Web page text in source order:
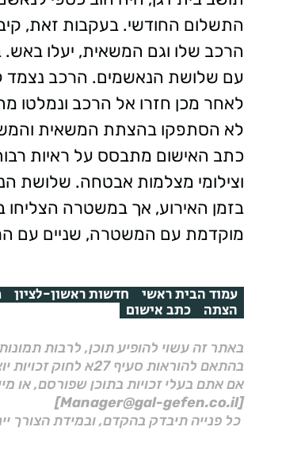
התשלום החודשי. בעקבות זאת,
עם שלושת הנאשמים. הרכב נצמד
לאחר מכן חזרו אל הרכב ונמלטו
לא הסתפקו בהצתת המשאית
כתב האישום מתבסס על ראיות
וצילומי מצלמות אבטחה. שלושת
בזמן האירוע, אך במשטרה
מוקדמת עם המשטרה, שניים עם
עמוד הבית ראשי חדשות ראשון-לציון
הצתה כתב אישום
באתר זה עשוי להופיע תוכן, לרבות
בהתאם להוראות סעיף 27א לחוק זכויות יוצרים, התשס"ח–2007.
אם אתם בעלי זכויות בתוכן שפורסם, או
[Manager@gal-gefen.co.il]
כל פנייה תיבדק בהקדם, ובמידת הצורך